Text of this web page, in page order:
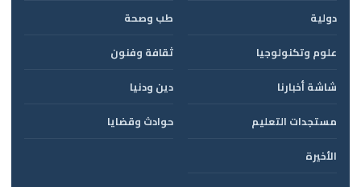
دولية
طب وصحة
علوم وتكنولوجيا
ثقافة وفنون
شاشة أخبارنا
دين ودنيا
مستجدات التعليم
حوادث وقضايا
الأخيرة